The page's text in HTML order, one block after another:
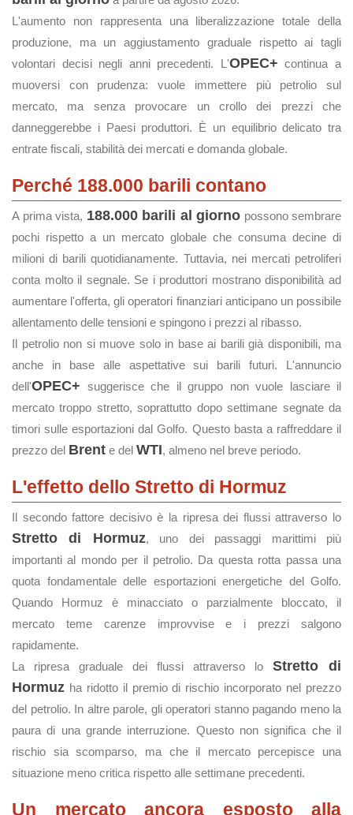
L'aumento non rappresenta una liberalizzazione totale della
produzione, ma un aggiustamento graduale rispetto ai tagli
volontari decisi negli anni precedenti. L'OPEC+ continua a
muoversi con prudenza: vuole immettere più petrolio sul
mercato, ma senza provocare un crollo dei prezzi che
danneggerebbe i Paesi produttori. È un equilibrio delicato tra
entrate fiscali, stabilità dei mercati e domanda globale.
Perché 188.000 barili contano
A prima vista, 188.000 barili al giorno possono sembrare
pochi rispetto a un mercato globale che consuma decine di
milioni di barili quotidianamente. Tuttavia, nei mercati petroliferi
conta molto il segnale. Se i produttori mostrano disponibilità ad
aumentare l'offerta, gli operatori finanziari anticipano un possibile
allentamento delle tensioni e spingono i prezzi al ribasso.
Il petrolio non si muove solo in base ai barili già disponibili, ma
anche in base alle aspettative sui barili futuri. L'annuncio
dell'OPEC+ suggerisce che il gruppo non vuole lasciare il
mercato troppo stretto, soprattutto dopo settimane segnate da
timori sulle esportazioni dal Golfo. Questo basta a raffreddare il
prezzo del Brent e del WTI, almeno nel breve periodo.
L'effetto dello Stretto di Hormuz
Il secondo fattore decisivo è la ripresa dei flussi attraverso lo
Stretto di Hormuz, uno dei passaggi marittimi più
importanti al mondo per il petrolio. Da questa rotta passa una
quota fondamentale delle esportazioni energetiche del Golfo.
Quando Hormuz è minacciato o parzialmente bloccato, il
mercato teme carenze improvvise e i prezzi salgono
rapidamente.
La ripresa graduale dei flussi attraverso lo Stretto di
Hormuz ha ridotto il premio di rischio incorporato nel prezzo
del petrolio. In altre parole, gli operatori stanno pagando meno la
paura di una grande interruzione. Questo non significa che il
rischio sia scomparso, ma che il mercato percepisce una
situazione meno critica rispetto alle settimane precedenti.
Un mercato ancora esposto alla